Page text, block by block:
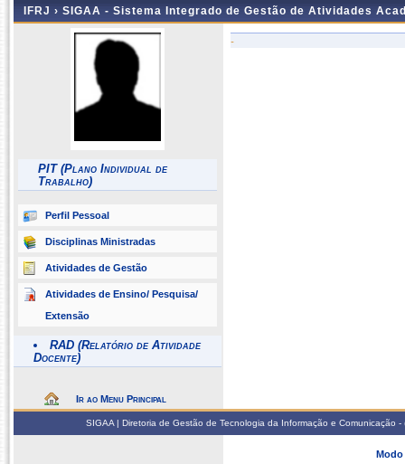
IFRJ › SIGAA - Sistema Integrado de Gestão de Atividades
PIT (Plano Individual de
Trabalho)
Perfil Pessoal
Disciplinas Ministradas
Atividades de Gestão
Atividades de Ensino/ Pesquisa/
Extensão
RAD (Relatório de Atividade
Docente)
Ir ao Menu Principal
-
SIGAA | Diretoria de Gestão de Tecnologia da Informação e
Modo